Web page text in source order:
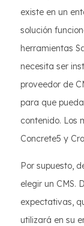
existe en un
solución
herramientas
necesita ser
proveedor de
para que
contenido. Los
Concrete5 y
Por supuesto,
elegir un CMS.
expectativas,
utilizará en su